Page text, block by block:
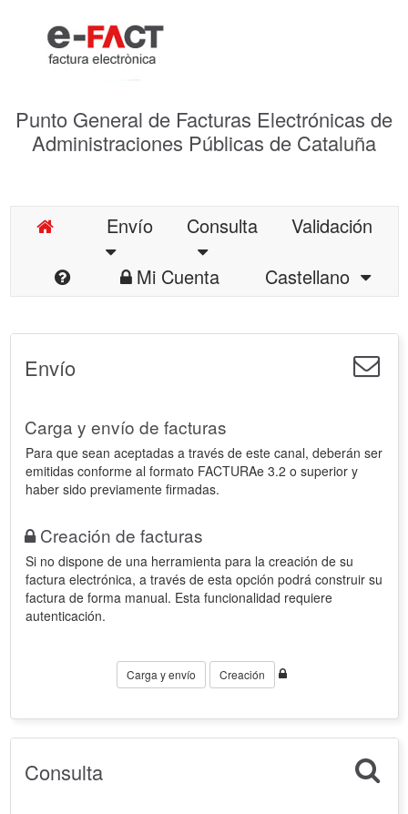
Punto General de Facturas Electrónicas de
Administraciones Públicas de Cataluña
Envío Consulta
Validación
Mi Cuenta
Castellano
Envío
Carga y envío de facturas
Para que sean aceptadas a través de este canal, deberán ser
emitidas conforme al formato FACTURAe 3.2 o superior y
haber sido previamente firmadas.
Creación de facturas
Si no dispone de una herramienta para la creación de su
factura electrónica, a través de esta opción podrá construir su
factura de forma manual. Esta funcionalidad requiere
autenticación.
Carga y envío Creación
Consulta